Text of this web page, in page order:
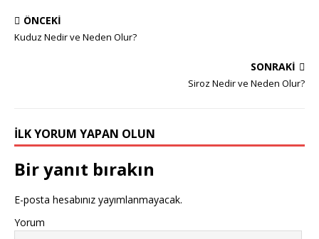
ÖNCEKI
Kuduz Nedir ve Neden Olur?
SONRAKI
Siroz Nedir ve Neden Olur?
İLK YORUM YAPAN OLUN
Bir yanıt bırakın
E-posta hesabınız yayımlanmayacak.
Yorum